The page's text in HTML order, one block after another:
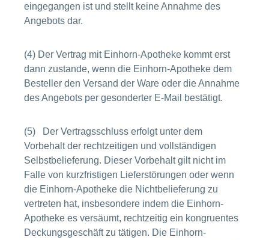
eingegangen ist und stellt keine Annahme des
Angebots dar.
(4) Der Vertrag mit Einhorn-Apotheke kommt erst
dann zustande, wenn die Einhorn-Apotheke dem
Besteller den Versand der Ware oder die Annahme
des Angebots per gesonderter E-Mail bestätigt.
(5) Der Vertragsschluss erfolgt unter dem
Vorbehalt der rechtzeitigen und vollständigen
Selbstbelieferung. Dieser Vorbehalt gilt nicht im
Falle von kurzfristigen Lieferstörungen oder wenn
die Einhorn-Apotheke die Nichtbelieferung zu
vertreten hat, insbesondere indem die Einhorn-
Apotheke es versäumt, rechtzeitig ein kongruentes
Deckungsgeschäft zu tätigen. Die Einhorn-